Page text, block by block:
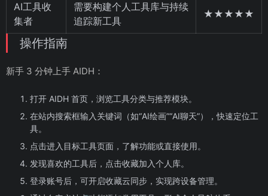
AI工具收
集者
需要构建个人工具库与持续
追踪新工具
★★★★★
操作指南
新手 3 分钟上手 AIDH：
打开 AIDH 首页，浏览工具分类与推荐模块。
在站内搜索框输入关键词（如“AI绘画”“AI聊天”），快速定位工
具。
点击进入目标工具页面，了解功能或直接使用。
发现喜欢的工具后，点击收藏加入个人库。
登录账号后，可开启收藏云同步，实现跨设备管理。